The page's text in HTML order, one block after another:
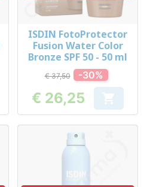
ISDIN FotoProtector
Fusion Water Color
Bronze SPF 50 - 50 ml
€ 37,50 -30%
Prijs
€ 26,25 